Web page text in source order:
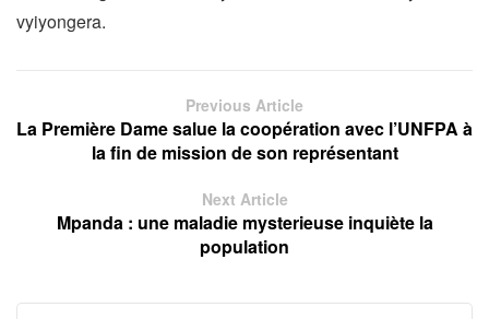
vyiyongera.
Previous Article
La Première Dame salue la coopération avec l’UNFPA à
la fin de mission de son représentant
Next Article
Mpanda : une maladie mysterieuse inquiète la
population